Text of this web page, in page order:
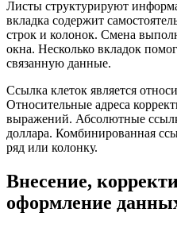
Листы структурируют
вкладка содержит
строк и колонок. Смена
окна. Несколько вкладок
связанную данные.
Ссылка клеток является
Относительные адреса
выражений. Абсолютные
доллара. Комбинированная
ряд или колонку.
Внесение,
оформление